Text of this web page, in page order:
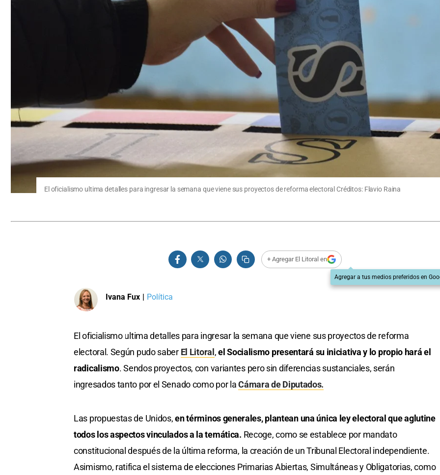
El oficialismo ultima detalles para ingresar la semana que viene sus proyectos de reforma electoral Créditos: Flavio Raina
+ Agregar El Litoral en
Agregar a tus medios preferidos en
Ivana Fux | Política
El oficialismo ultima detalles para ingresar la semana que viene sus proyectos de reforma
electoral. Según pudo saber El Litoral ,el Socialismo presentará su iniciativa y lo propio hará el
radicalismo. Sendos proyectos, con variantes pero sin diferencias sustanciales, serán
ingresados tanto por el Senado como por laCámara de Diputados.
Las propuestas de Unidos,en términos generales, plantean una única ley electoral que aglutine
todos los aspectos vinculados a la temática. Recoge, como se establece por mandato
constitucional después de la última reforma, la creación de un Tribunal Electoral independiente.
Asimismo, ratifica el sistema de elecciones Primarias Abiertas, Simultáneas y Obligatorias, como